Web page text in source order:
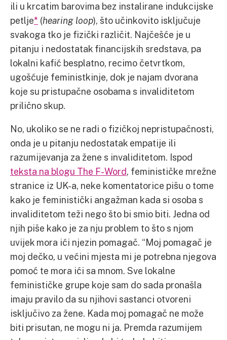
ili u krcatim barovima bez instalirane indukcijske
petlje* (hearing loop), što učinkovito isključuje
svakoga tko je fizički različit. Najčešće je u
pitanju i nedostatak financijskih sredstava, pa
lokalni kafić besplatno, recimo četvrtkom,
ugošćuje feministkinje, dok je najam dvorana
koje su pristupačne osobama s invaliditetom
prilično skup.
No, ukoliko se ne radi o fizičkoj nepristupačnosti,
onda je u pitanju nedostatak empatije ili
razumijevanja za žene s invaliditetom. Ispod
teksta na blogu The F-Word, feminističke mrežne
stranice iz UK-a, neke komentatorice pišu o tome
kako je feministički angažman kada si osoba s
invaliditetom teži nego što bi smio biti. Jedna od
njih piše kako je za nju problem to što s njom
uvijek mora ići njezin pomagač. “Moj pomagač je
moj dečko, u većini mjesta mi je potrebna njegova
pomoć te mora ići sa mnom. Sve lokalne
feminističke grupe koje sam do sada pronašla
imaju pravilo da su njihovi sastanci otvoreni
isključivo za žene. Kada moj pomagač ne može
biti prisutan, ne mogu ni ja. Premda razumijem